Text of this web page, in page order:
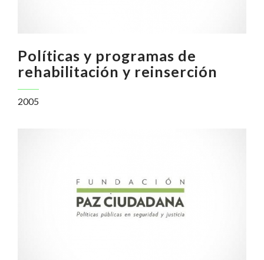
Políticas y programas de
rehabilitación y reinserción
2005